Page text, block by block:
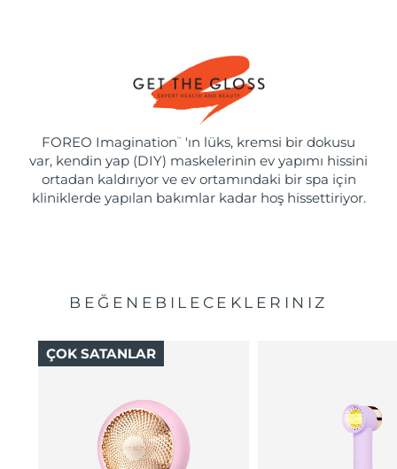
FOREO Imagination ™
'ın lüks, kremsi bir dokusu
var, kendin yap (DIY) maskelerinin ev yapımı hissini
ortadan kaldırıyor ve ev ortamındaki bir spa için
kliniklerde yapılan bakımlar kadar hoş hissettiriyor.
BEĞENEBILECEKLERINIZ
ÇOK SATANLAR